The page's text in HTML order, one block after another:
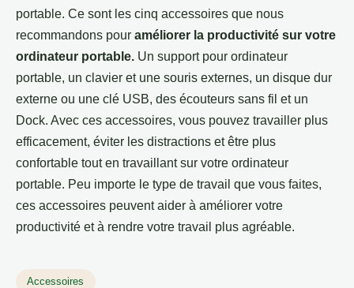
portable. Ce sont les cinq accessoires que nous
recommandons pour améliorer la productivité sur votre
ordinateur portable. Un support pour ordinateur
portable, un clavier et une souris externes, un disque dur
externe ou une clé USB, des écouteurs sans fil et un
Dock. Avec ces accessoires, vous pouvez travailler plus
efficacement, éviter les distractions et être plus
confortable tout en travaillant sur votre ordinateur
portable. Peu importe le type de travail que vous faites,
ces accessoires peuvent aider à améliorer votre
productivité et à rendre votre travail plus agréable.
Accessoires